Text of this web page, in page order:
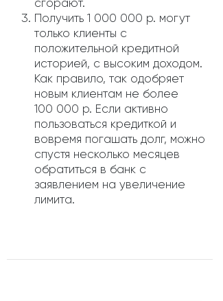
сгорают.
Получить 1 000 000 р. могут
только клиенты с
положительной кредитной
историей, с высоким доходом.
Как правило, так одобряет
новым клиентам не более
100 000 р. Если активно
пользоваться кредиткой и
вовремя погашать долг, можно
спустя несколько месяцев
обратиться в банк с
заявлением на увеличение
лимита.